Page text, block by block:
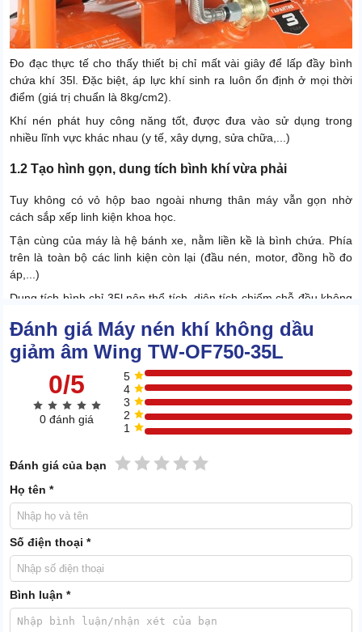
Đo đạc thực tế cho thấy thiết bị chỉ mất vài giây để lấp đầy bình
chứa khí 35l. Đặc biệt, áp lực khí sinh ra luôn ổn định ở mọi thời
điểm (giá trị chuẩn là 8kg/cm2).
Khí nén phát huy công năng tốt, được đưa vào sử dụng trong
nhiều lĩnh vực khác nhau (y tế, xây dựng, sửa chữa,...)
1.2 Tạo hình gọn, dung tích bình khí vừa phải
Tuy không có vỏ hộp bao ngoài nhưng thân máy vẫn gọn nhờ
cách sắp xếp linh kiện khoa học.
Tận cùng của máy là hệ bánh xe, nằm liền kề là bình chứa. Phía
trên là toàn bộ các linh kiện còn lại (đầu nén, motor, đồng hồ đo
áp,...)
Dung tích bình chỉ 35l nên thể tích, diện tích chiếm chỗ đều không
Đánh giá Máy nén khí không dầu
giảm âm Wing TW-OF750-35L
0/5
0 đánh giá
5
4
3
2
1
Đánh giá của bạn 5 sao
4 sao
3 sao
2 sao
1 sao
Họ tên *
Số điện thoại *
Bình luận *